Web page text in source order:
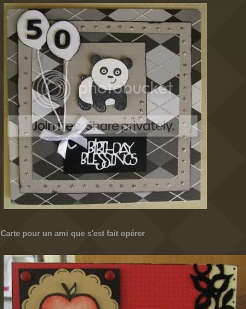
Carte pour un ami que s'est fait opérer